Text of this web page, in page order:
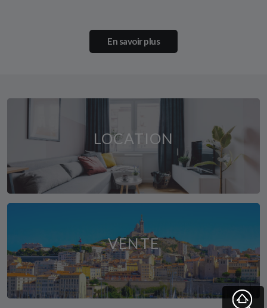
En savoir plus
LOCATION
VENTE